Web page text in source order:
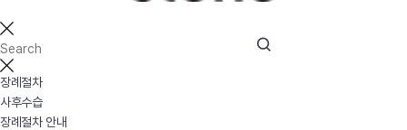
장례절차
사후수습
장례절차 안내